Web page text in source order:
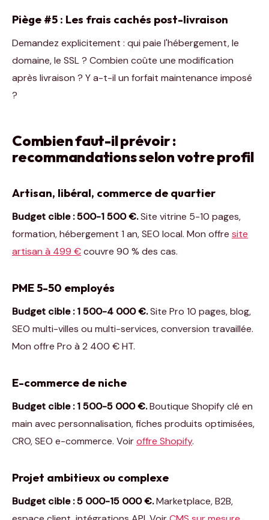
Piège #5 : Les frais cachés post-livraison
Demandez explicitement : qui paie l'hébergement, le
domaine, le SSL ? Combien coûte une modification
après livraison ? Y a-t-il un forfait maintenance imposé
?
Combien faut-il prévoir :
recommandations selon votre profil
Artisan, libéral, commerce de quartier
Budget cible : 500-1 500 €.Site vitrine 5-10 pages,
formation, hébergement 1 an, SEO local. Mon offre site
artisan à 499 €couvre 90 % des cas.
PME 5-50 employés
Budget cible : 1 500-4 000 €.Site Pro 10 pages, blog,
SEO multi-villes ou multi-services, conversion travaillée.
Mon offre Pro à 2 400 € HT.
E-commerce de niche
Budget cible : 1 500-5 000 €.Boutique Shopify clé en
main avec personnalisation, fiches produits optimisées,
CRO, SEO e-commerce. Voiroffre Shopify.
Projet ambitieux ou complexe
Budget cible : 5 000-15 000 €.Marketplace, B2B,